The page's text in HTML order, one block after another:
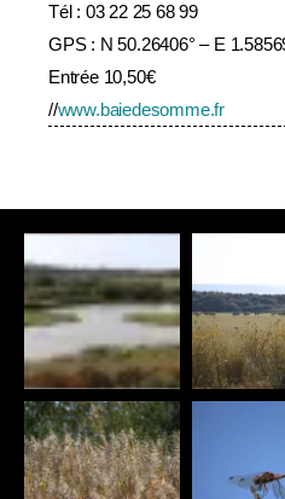
Tél : 03 22 25 68 99
GPS : N 50.26406° – E
Entrée 10,50€
//www.baiedesomme.fr